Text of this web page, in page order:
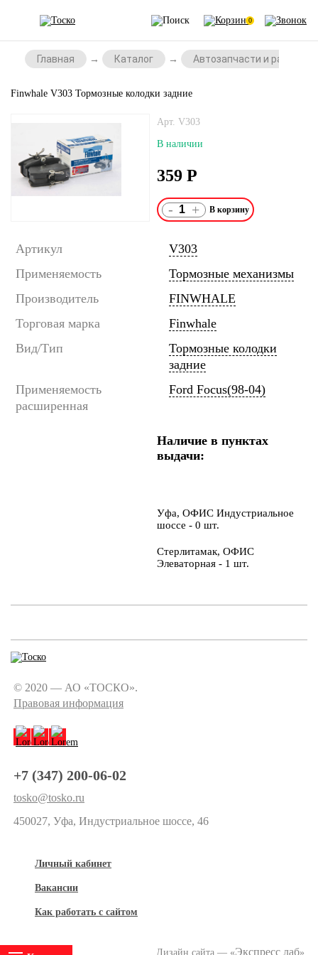
0
Главная Каталог Автозапчасти и
Finwhale V303 Тормозные колодки задние
Арт. V303
В наличии
359 Р
- +
Артикул
V303
Применяемость
Тормозные механизмы
Производитель
FINWHALE
Торговая марка
Finwhale
Вид/Тип
Тормозные колодки
задние
Применяемость
расширенная
Ford Focus(98-04)
Наличие в пунктах
выдачи:
Уфа, ОФИС Индустриальное
шоссе - 0 шт.
Стерлитамак, ОФИС
Элеваторная - 1 шт.
© 2020 — АО «ТОСКО».
Правовая информация
+7 (347) 200-06-02
tosko@tosko.ru
450027, Уфа, Индустриальное шоссе, 46
Личный кабинет
Вакансии
Как работать с сайтом
Дизайн сайта — «Экспресс лаб»